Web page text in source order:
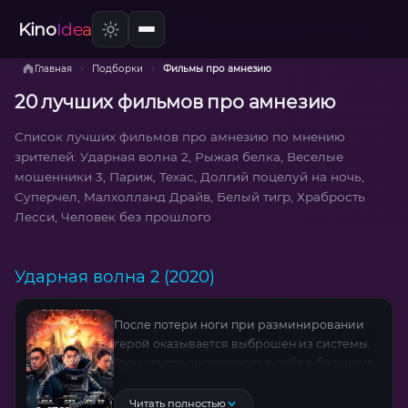
KinoIdea
Главная › Подборки › Фильмы про амнезию
20 лучших фильмов про амнезию
Список лучших фильмов про амнезию по мнению
зрителей: Ударная волна 2, Рыжая белка, Веселые
мошенники 3, Париж, Техас, Долгий поцелуй на ночь,
Суперчел, Малхолланд Драйв, Белый тигр, Храбрость
Лесси, Человек без прошлого
Ударная волна 2 (2020)
После потери ноги при разминировании
герой оказывается выброшен из системы.
террористом №1. С помощью бывшей
Читать полностью